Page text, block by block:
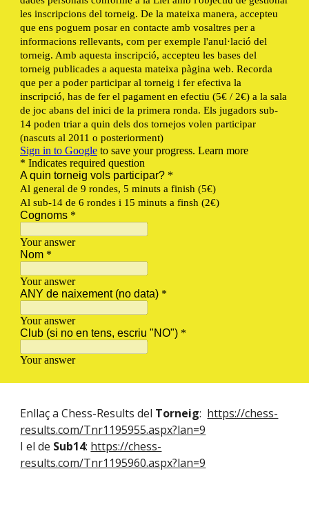
Enllaç a Chess-Results del Torneig: https://chess-
results.com/Tnr1195955.aspx?lan=9
I el de Sub14: https://chess-
results.com/Tnr1195960.aspx?lan=9